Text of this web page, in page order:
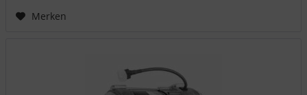
Merken